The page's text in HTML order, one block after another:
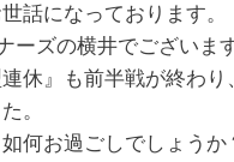
話になっております。
ーズの横井でございます
連休』も前半戦が終わ
。
何お過ごしでしょうか